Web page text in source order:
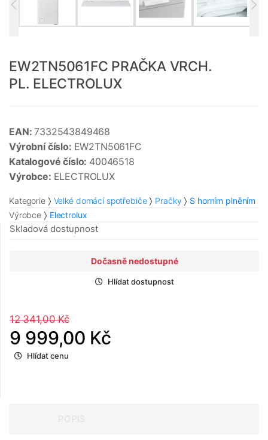
EW2TN5061FC PRAČKA VRCH.
PL. ELECTROLUX
EAN: 7332543849468
Výrobní číslo: EW2TN5061FC
Katalogové číslo: 40046518
Výrobce: ELECTROLUX
Kategorie Velké domácí spotřebiče Pračky
S horním plněním
Výrobce
Electrolux
Skladová dostupnost
Dočasně nedostupné
Hlídat dostupnost
12 341,00 Kč
9 999,00 Kč
Hlídat cenu